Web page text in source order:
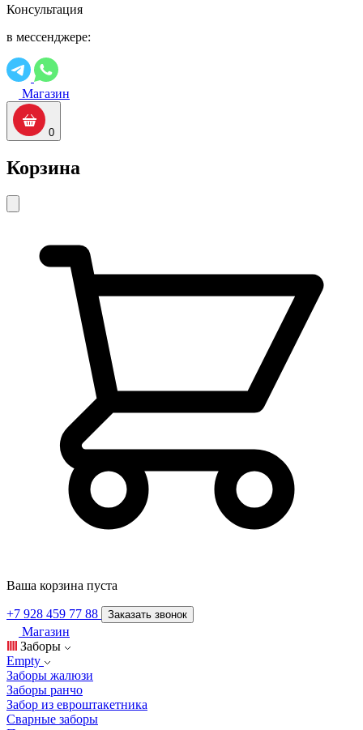
Консультация
в мессенджере:
Магазин
0
Корзина
Ваша корзина пуста
+7 928 459 77 88 Заказать звонок
Магазин
Заборы
Empty
Заборы жалюзи
Заборы ранчо
Забор из евроштакетника
Сварные заборы